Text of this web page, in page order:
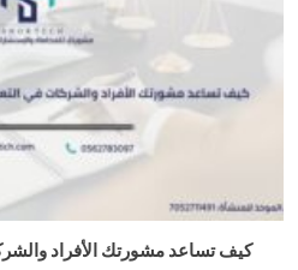
كيف تساعد مشورتك الأفراد